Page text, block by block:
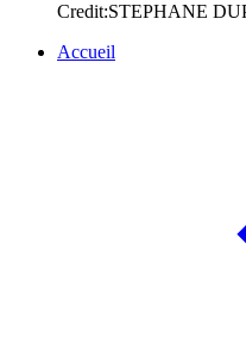
Credit:STEPHANE
Accueil